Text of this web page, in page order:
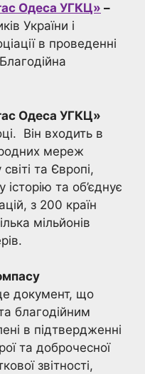
Одеса УГКЦ» –
України і
в проведенні
Одеса УГКЦ»
Він входить в
мереж
та Європі,
та об’єднує
з 200 країн
мільйонів
документ, що
благодійним
в підтвердженні
та доброчесної
звітності,